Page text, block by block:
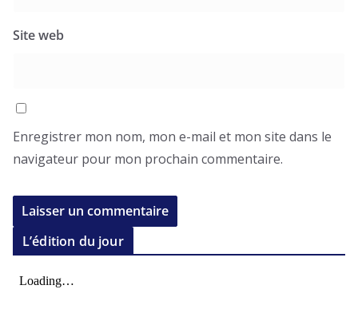
Site web
Enregistrer mon nom, mon e-mail et mon site dans le
navigateur pour mon prochain commentaire.
L’édition du jour